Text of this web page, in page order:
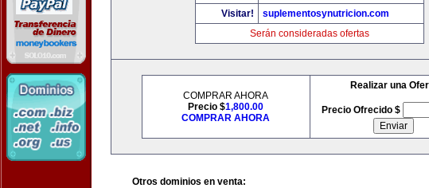
Visitar!
suplementosynutricion.com
Serán consideradas ofertas
COMPRAR AHORA
Precio $1,800.00
COMPRAR AHORA
Realizar una
Precio Ofrecido $
Otros dominios en venta: